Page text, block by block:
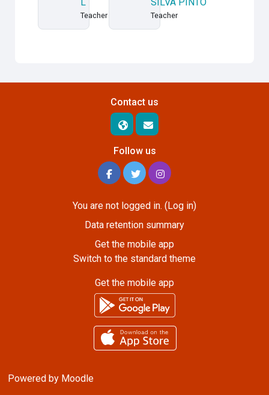
Teacher Teacher
Contact us
Follow us
You are not logged in. (Log in)
Data retention summary
Get the mobile app
Switch to the standard theme
Get the mobile app
Powered by Moodle